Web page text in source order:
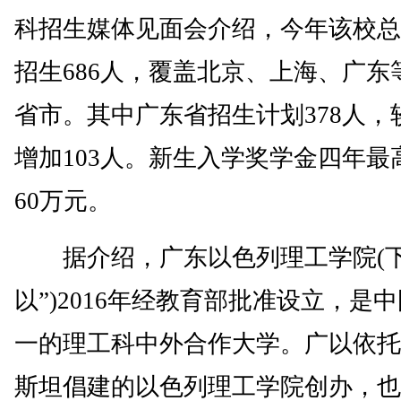
科招生媒体见面会介绍，今年该校
招生686人，覆盖北京、上海、广东
省市。其中广东省招生计划378人，
增加103人。新生入学奖学金四年最
60万元。
据介绍，广东以色列理工学院(
以”)2016年经教育部批准设立，是
一的理工科中外合作大学。广以依
斯坦倡建的以色列理工学院创办，